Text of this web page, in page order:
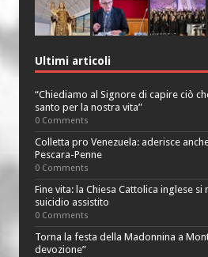
Ultimi articoli
“Chiediamo al Signore di capire ciò
santo per la nostra vita”
0 Comments
Colletta pro Venezuela: aderisce
Pescara-Penne
0 Comments
Fine vita: la Chiesa Cattolica inglese si
suicidio assistito
0 Comments
Torna la festa della Madonnina a
devozione”